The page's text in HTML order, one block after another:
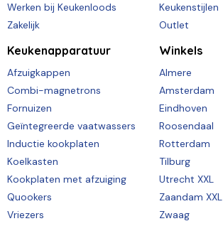
Werken bij Keukenloods
Zakelijk
Keukenstijlen
Outlet
Keukenapparatuur
Afzuigkappen
Combi-magnetrons
Fornuizen
Geïntegreerde vaatwassers
Inductie kookplaten
Koelkasten
Kookplaten met afzuiging
Quookers
Vriezers
Winkels
Almere
Amsterdam
Eindhoven
Roosendaal
Rotterdam
Tilburg
Utrecht XXL
Zaandam XXL
Zwaag